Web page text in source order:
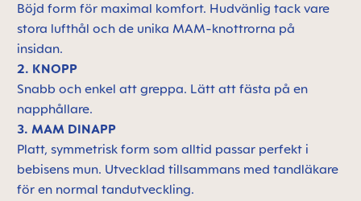
Böjd form för maximal komfort. Hudvänlig tack vare
stora lufthål och de unika MAM-knottrorna på
insidan.
2. KNOPP
Snabb och enkel att greppa. Lätt att fästa på en
napphållare.
3. MAM DINAPP
Platt, symmetrisk form som alltid passar perfekt i
bebisens mun. Utvecklad tillsammans med tandläkare
för en normal tandutveckling.